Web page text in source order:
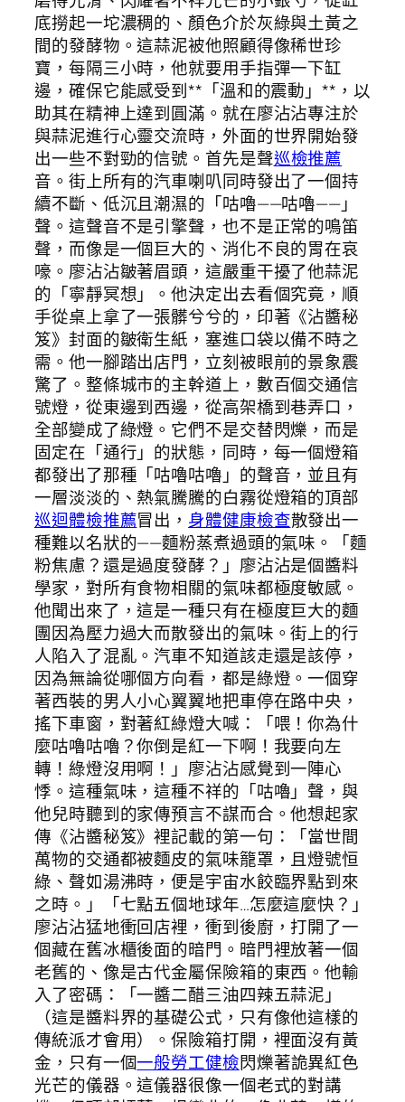
底撈起一坨濃稠的、顏色介於灰綠與土黃之
間的發酵物。這蒜泥被他照顧得像稀世珍
寶，每隔三小時，他就要用手指彈一下缸
邊，確保它能感受到**「溫和的震動」**，以
助其在精神上達到圓滿。就在廖沾沾專注於
與蒜泥進行心靈交流時，外面的世界開始發
出一些不對勁的信號。首先是聲巡檢推薦
音。街上所有的汽車喇叭同時發出了一個持
續不斷、低沉且潮濕的「咕嚕——咕嚕——」
聲。這聲音不是引擎聲，也不是正常的鳴笛
聲，而像是一個巨大的、消化不良的胃在哀
嚎。廖沾沾皺著眉頭，這嚴重干擾了他蒜泥
的「寧靜冥想」。他決定出去看個究竟，順
手從桌上拿了一張髒兮兮的，印著《沾醬秘
笈》封面的皺衛生紙，塞進口袋以備不時之
需。他一腳踏出店門，立刻被眼前的景象震
驚了。整條城市的主幹道上，數百個交通信
號燈，從東邊到西邊，從高架橋到巷弄口，
全部變成了綠燈。它們不是交替閃爍，而是
固定在「通行」的狀態，同時，每一個燈箱
都發出了那種「咕嚕咕嚕」的聲音，並且有
一層淡淡的、熱氣騰騰的白霧從燈箱的頂部
巡迴體檢推薦冒出， 身體健康檢查散發出一
種難以名狀的——麵粉蒸煮過頭的氣味。「麵
粉焦慮？還是過度發酵？」廖沾沾是個醬料
學家，對所有食物相關的氣味都極度敏感。
他聞出來了，這是一種只有在極度巨大的麵
團因為壓力過大而散發出的氣味。街上的行
人陷入了混亂。汽車不知道該走還是該停，
因為無論從哪個方向看，都是綠燈。一個穿
著西裝的男人小心翼翼地把車停在路中央，
搖下車窗，對著紅綠燈大喊：「喂！你為什
麼咕嚕咕嚕？你倒是紅一下啊！我要向左
轉！綠燈沒用啊！」廖沾沾感覺到一陣心
悸。這種氣味，這種不祥的「咕嚕」聲，與
他兒時聽到的家傳預言不謀而合。他想起家
傳《沾醬秘笈》裡記載的第一句：「當世間
萬物的交通都被麵皮的氣味籠罩，且燈號恒
綠、聲如湯沸時，便是宇宙水餃臨界點到來
之時。」「七點五個地球年…怎麼這麼快？」
廖沾沾猛地衝回店裡，衝到後廚，打開了一
個藏在舊冰櫃後面的暗門。暗門裡放著一個
老舊的、像是古代金屬保險箱的東西。他輸
入了密碼：「一醬二醋三油四辣五蒜泥」
（這是醬料界的基礎公式，只有像他這樣的
傳統派才會用）。保險箱打開，裡面沒有黃
金，只有一個一般勞工健檢閃爍著詭異紅色
光芒的儀器。這儀器很像一個老式的對講